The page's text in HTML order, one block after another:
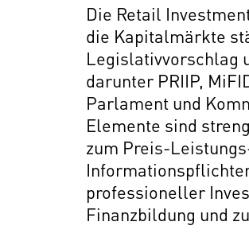
Die Retail
die Kapitalmärkte
Legislativvorschlag
darunter PRIIP,
Parlament und
Elemente sind
zum Preis-
professioneller
Finanzbildung und